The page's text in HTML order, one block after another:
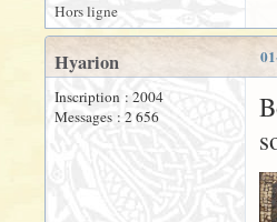
Hors ligne
Hyarion
Inscription : 2004
Messages : 2 656